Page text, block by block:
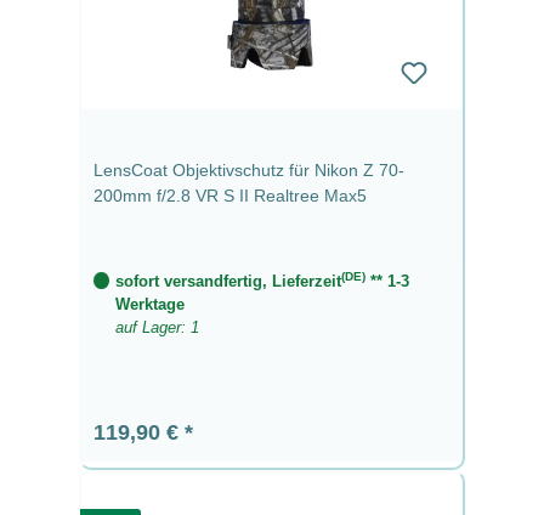
LensCoat Objektivschutz für Nikon Z 70-
200mm f/2.8 VR S II Realtree Max5
sofort versandfertig, Lieferzeit(DE)** 1-3
Werktage
auf Lager: 1
Regulärer Preis:
119,90 €